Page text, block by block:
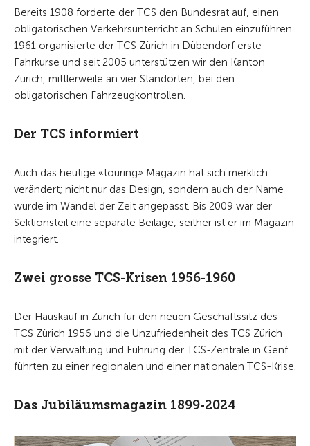
Bereits 1908 forderte der TCS den Bundesrat auf, einen
obligatorischen Verkehrsunterricht an Schulen einzuführen.
1961 organisierte der TCS Zürich in Dübendorf erste
Fahrkurse und seit 2005 unterstützen wir den Kanton
Zürich, mittlerweile an vier Standorten, bei den
obligatorischen Fahrzeugkontrollen.
Der TCS informiert
Auch das heutige «touring» Magazin hat sich merklich
verändert; nicht nur das Design, sondern auch der Name
wurde im Wandel der Zeit angepasst. Bis 2009 war der
Sektionsteil eine separate Beilage, seither ist er im Magazin
integriert.
Zwei grosse TCS-Krisen 1956-1960
Der Hauskauf in Zürich für den neuen Geschäftssitz des
TCS Zürich 1956 und die Unzufriedenheit des TCS Zürich
mit der Verwaltung und Führung der TCS-Zentrale in Genf
führten zu einer regionalen und einer nationalen TCS-Krise.
Das Jubiläumsmagazin 1899-2024